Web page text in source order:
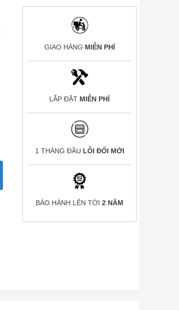
GIAO HÀNG MIỄN PHÍ
LẮP ĐẶT MIỄN PHÍ
1 THÁNG ĐẦU LỖI ĐỔI MỚI
BẢO HÀNH LÊN TỚI 2 NĂM